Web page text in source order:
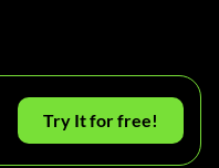
Try It for free!